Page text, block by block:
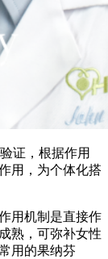
证，根据作用
用，为个体化搭
用机制是直接作
熟，可弥补女性
用的果纳芬